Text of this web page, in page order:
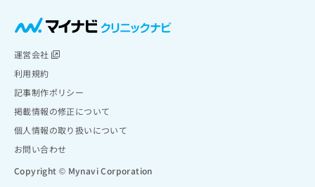
運営会社
利用規約
記事制作ポリシー
掲載情報の修正について
個人情報の取り扱いについて
お問い合わせ
Copyright © Mynavi Corporation